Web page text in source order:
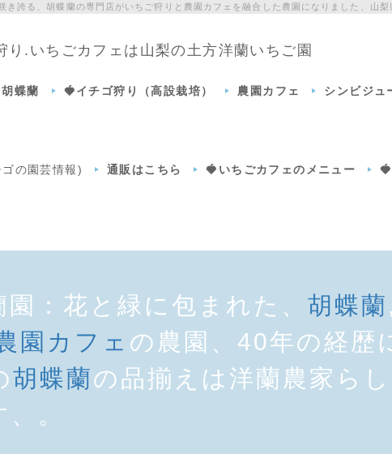
き誇る、胡蝶蘭の専門店がいちご狩りと農園カフェを融合した農園になりました、山梨
り.いちごカフェは山梨の土方洋蘭いちご園
胡蝶蘭 🍓イチゴ狩り（高設栽培） 農園カフェ シンビジュ
ゴの園芸情報) 通販はこちら 🍓いちごカフェのメニュー
園：花と緑に包まれた、 胡蝶蘭
園カフェ の農園、40年の経歴
胡蝶蘭の品揃えは洋蘭農家ら
。